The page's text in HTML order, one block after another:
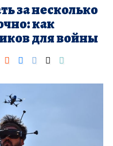
за несколько
как
для войны